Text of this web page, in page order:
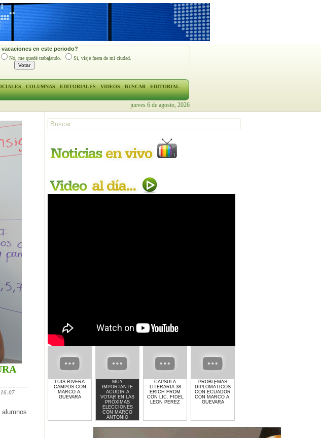
vacaciones en este periodo?
No, me quedé trabajando. Sí, viajé fuera de mi ciudad.
COLUMNAS EDITORIALES VIDEOS BUSCAR
EDITORIAL
jueves 6 de agosto, 2026
16:07
LUIS RIVERA
CAMPOS CON
MARCO A.
GUEVARA
MUY
IMPORTANTE
ACUDIR A
VOTAR EN LAS
PRÓXIMAS
ELECCIONES
CON MARCO
ANTONIO
GUEVARA
CAPSULA
LITERARIA 38
ERICH FROM
CON LIC. FIDEL
LEON PEREZ
PROBLEMAS
DIPLOMÁTICOS
CON ECUADOR
CON MARCO A.
GUEVARA